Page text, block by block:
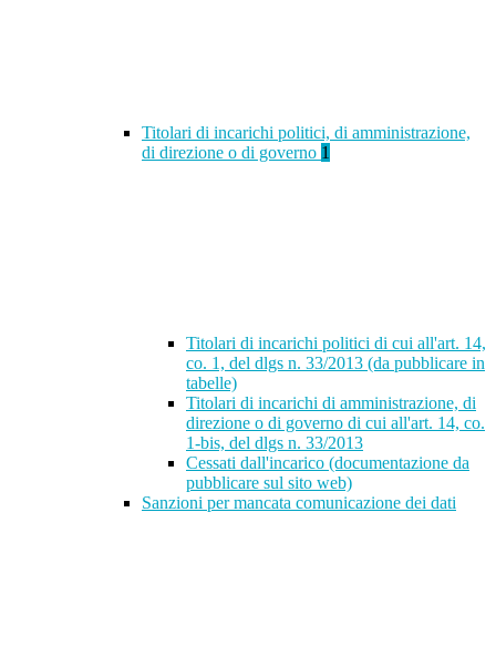
Titolari di incarichi politici, di amministrazione,
di direzione o di governo 1
Titolari di incarichi politici di cui all'art. 14,
co. 1, del dlgs n. 33/2013 (da pubblicare in
tabelle)
Titolari di incarichi di amministrazione, di
direzione o di governo di cui all'art. 14, co.
1-bis, del dlgs n. 33/2013
Cessati dall'incarico (documentazione da
pubblicare sul sito web)
Sanzioni per mancata comunicazione dei dati